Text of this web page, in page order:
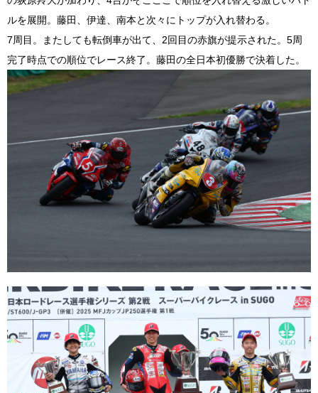
ルを展開。藤田、伊達、南本と次々にトップが入れ替わる。
7周目。またしても転倒車が出て、2回目の赤旗が提示された。5周
完了時点での順位でレース終了。藤田の全日本初優勝で決着した。